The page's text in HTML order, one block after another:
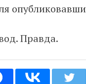
Правда.